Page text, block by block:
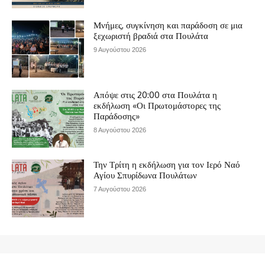
Μνήμες, συγκίνηση και παράδοση σε μια
ξεχωριστή βραδιά στα Πουλάτα
9 Αυγούστου 2026
Απόψε στις 20:00 στα Πουλάτα η
εκδήλωση «Οι Πρωτομάστορες της
Παράδοσης»
8 Αυγούστου 2026
Την Τρίτη η εκδήλωση για τον Ιερό Ναό
Αγίου Σπυρίδωνα Πουλάτων
7 Αυγούστου 2026